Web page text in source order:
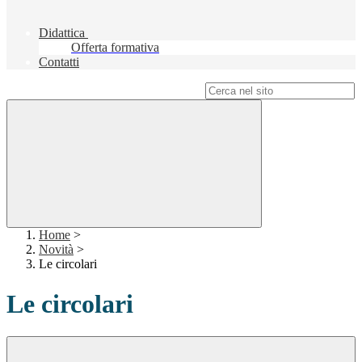
Didattica
Offerta formativa
Contatti
Home >
Novità >
Le circolari
Le circolari